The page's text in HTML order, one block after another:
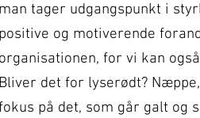
tager udgangspunkt i
og motiverende
for vi kan
det for lyserødt?
på det, som går galt og